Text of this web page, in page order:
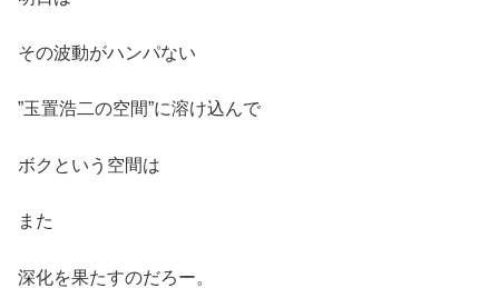
その波動がハンパない
”玉置浩二の空間”に溶け込んで
ボクという空間は
また
深化を果たすのだろー。